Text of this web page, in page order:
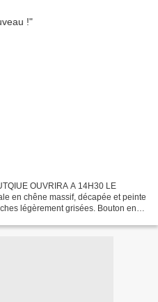
OUVRIRA A 14H30 LE
en chêne massif, décapée et peinte
légèrement grisées. Bouton en